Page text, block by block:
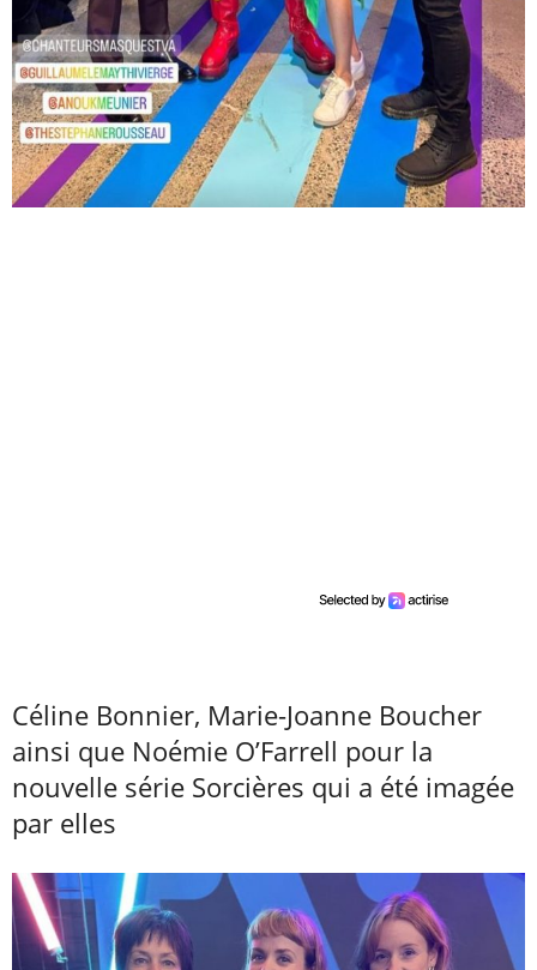
Céline Bonnier, Marie-Joanne Boucher
ainsi que Noémie O’Farrell pour la
nouvelle série Sorcières qui a été imagée
par elles